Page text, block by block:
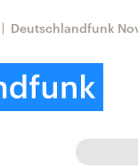
Deutschlandfunk